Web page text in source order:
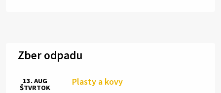
Zber odpadu
Plasty a kovy
13. AUG
ŠTVRTOK